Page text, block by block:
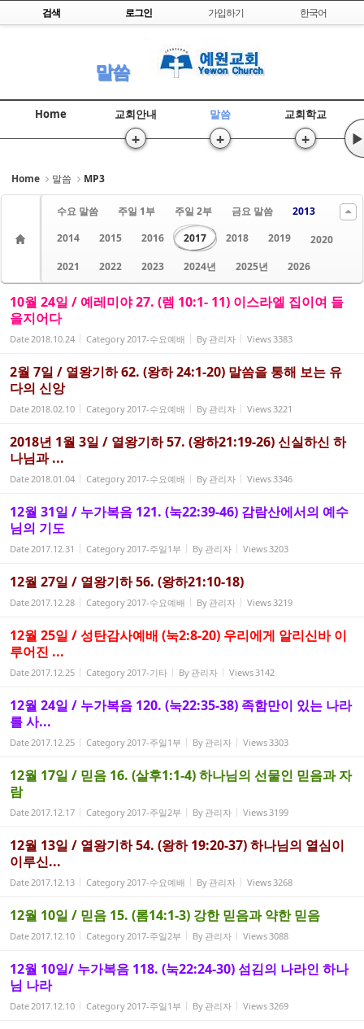
Skip to content
검색 로그인 가입하기 한국어
말씀
Home 교회안내
+
말씀
+
교회학교
+ ▶
Home 말씀 MP3
수요 말씀 주일 1부 주일 2부 금요 말씀
2013
2014
2015 2016 2017 2018 2019
2020
2021
2022 2023 2024년 2025년 2026
10월 24일 / 예레미야 27. (렘 10:1- 11) 이스라엘 집이여 들
을지어다
Date2018.10.24 Category2017-수요예배 By 관리자 Views3383
2월 7일 / 열왕기하 62. (왕하 24:1-20) 말씀을 통해 보는 유
다의 신앙
Date2018.02.10 Category2017-수요예배 By 관리자 Views3221
2018년 1월 3일 / 열왕기하 57. (왕하21:19-26) 신실하신 하
나님과 ...
Date2018.01.04 Category2017-수요예배 By 관리자 Views3346
12월 31일 / 누가복음 121. (눅22:39-46) 감람산에서의 예수
님의 기도
Date2017.12.31 Category2017-주일1부 By 관리자 Views3203
12월 27일 / 열왕기하 56. (왕하21:10-18)
Date2017.12.28 Category2017-수요예배 By 관리자 Views3219
12월 25일 / 성탄감사예배 (눅2:8-20) 우리에게 알리신바 이
루어진 ...
Date2017.12.25 Category2017-기타 By 관리자 Views3142
12월 24일 / 누가복음 120. (눅22:35-38) 족함만이 있는 나라
를 사...
Date2017.12.25 Category2017-주일1부 By 관리자 Views3303
12월 17일 / 믿음 16. (살후1:1-4) 하나님의 선물인 믿음과 자
람
Date2017.12.17 Category2017-주일2부 By 관리자 Views3199
12월 13일 / 열왕기하 54. (왕하 19:20-37) 하나님의 열심이
이루신...
Date2017.12.13 Category2017-수요예배 By 관리자 Views3268
12월 10일 / 믿음 15. (롬14:1-3) 강한 믿음과 약한 믿음
Date2017.12.10 Category2017-주일2부 By 관리자 Views3088
12월 10일/ 누가복음 118. (눅22:24-30) 섬김의 나라인 하나
님 나라
Date2017.12.10 Category2017-주일1부 By 관리자 Views3269
Sketchbook5, 스케치북5
Sketchbook5, 스케치북5